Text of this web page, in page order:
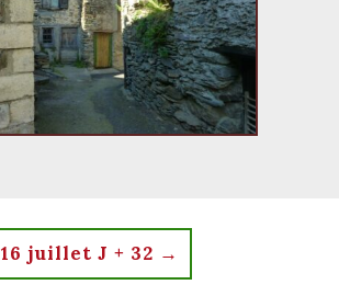
16 juillet J + 32 →